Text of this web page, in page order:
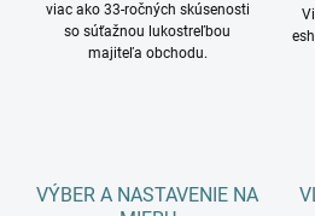
viac ako 33-ročných skúsenosti
so súťažnou lukostreľbou
majiteľa obchodu.
VÝBER A NASTAVENIE NA